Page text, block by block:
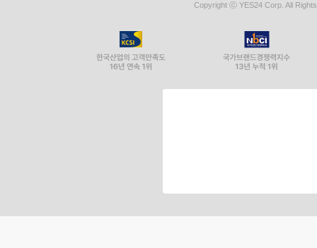
Copyright ⓒ YES24 Corp. All